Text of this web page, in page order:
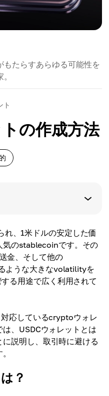
もたらすあらゆる可能性を
ト
の作成方法
れ、1米ドルの安定した価
気のstablecoinです。その
金、そして他の
ような大きなvolatilityを
る用途で広く利用されて
応しているcryptoウォレ
、USDCウォレットとは
説明し、取引時に避ける
？